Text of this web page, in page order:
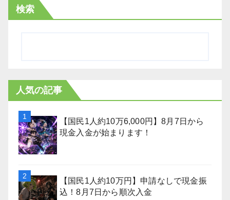
検索
人気の記事
【国民1人約10万6,000円】8月7日から
現金入金が始まります！
【国民1人約10万円】申請なしで現金振
込！8月7日から順次入金